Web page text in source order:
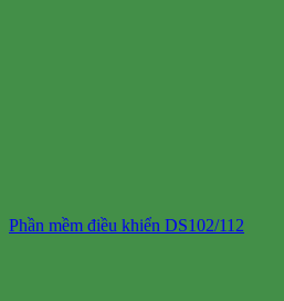
Phần mềm điều khiển DS102/112